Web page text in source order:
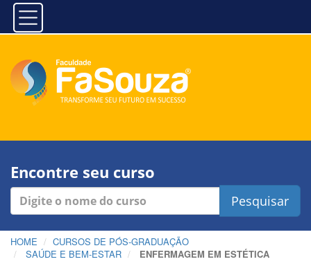
Encontre seu curso
Pesquisar
HOME
CURSOS DE PÓS-GRADUAÇÃO
SAÚDE E BEM-ESTAR
ENFERMAGEM EM ESTÉTICA